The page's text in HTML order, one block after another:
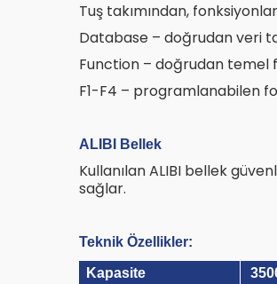
Tuş takımından,
Database – doğrudan veri
Function – doğrudan temel
F1-F4 – programlanabilen
ALIBI Bellek
Kullanılan ALIBI bellek
sağlar.
Teknik Özellikler:
Kapasite